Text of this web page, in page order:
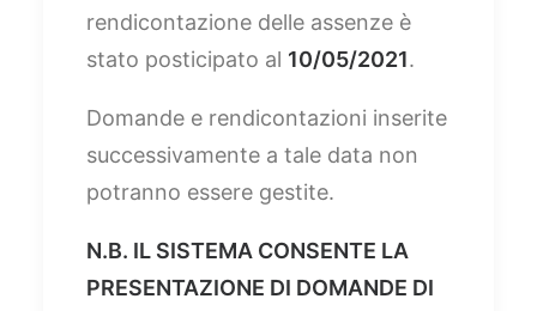
rendicontazione delle assenze è
stato posticipato al 10/05/2021.
Domande e rendicontazioni inserite
successivamente a tale data non
potranno essere gestite.
N.B. IL SISTEMA CONSENTE LA
PRESENTAZIONE DI DOMANDE DI